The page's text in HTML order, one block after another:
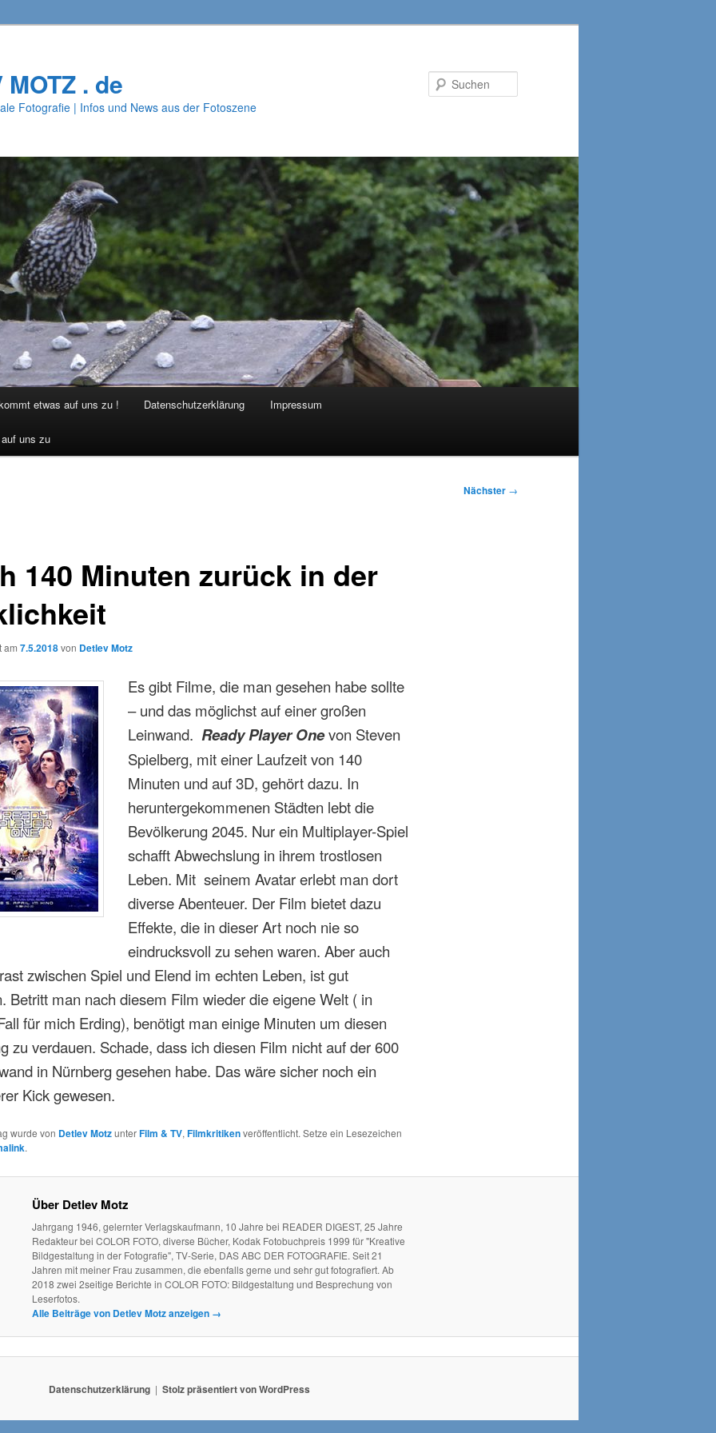
. de
Fotografie | Infos und News aus der Fotoszene
etwas auf uns zu ! Datenschutzerklärung Impressum
uns zu
Nächster →
140 Minuten zurück in der
am 7.5.2018von Detlev Motz
Es gibt Filme, die man gesehen habe sollte
– und das möglichst auf einer großen
Leinwand. Ready Player Onevon Steven
Spielberg, mit einer Laufzeit von 140
Minuten und auf 3D, gehört dazu. In
heruntergekommenen Städten lebt die
Bevölkerung 2045. Nur ein Multiplayer-Spiel
schafft Abwechslung in ihrem trostlosen
Leben. Mit seinem Avatar erlebt man dort
diverse Abenteuer. Der Film bietet dazu
Effekte, die in dieser Art noch nie so
eindrucksvoll zu sehen waren. Aber auch
zwischen Spiel und Elend im echten Leben, ist gut
Betritt man nach diesem Film wieder die eigene Welt ( in
für mich Erding), benötigt man einige Minuten um diesen
zu verdauen. Schade, dass ich diesen Film nicht auf der 600
in Nürnberg gesehen habe. Das wäre sicher noch ein
Kick gewesen.
wurde von Detlev MotzunterFilm & TV,Filmkritikenveröffentlicht. Setze ein Lesezeichen
.
Über Detlev Motz
Jahrgang 1946, gelernter Verlagskaufmann, 10 Jahre bei READER DIGEST, 25 Jahre
Redakteur bei COLOR FOTO, diverse Bücher, Kodak Fotobuchpreis 1999 für "Kreative
Bildgestaltung in der Fotografie", TV-Serie, DAS ABC DER FOTOGRAFIE. Seit 21
Jahren mit meiner Frau zusammen, die ebenfalls gerne und sehr gut fotografiert. Ab
2018 zwei 2seitige Berichte in COLOR FOTO: Bildgestaltung und Besprechung von
Leserfotos.
Alle Beiträge von Detlev Motz anzeigen →
Datenschutzerklärung Stolz präsentiert von WordPress